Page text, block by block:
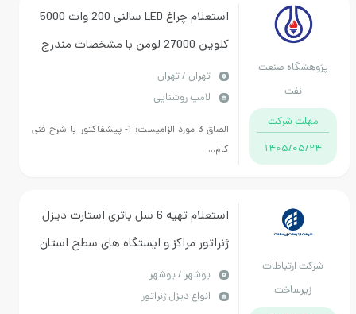
صنعت
شرکت
1405/
استعلام چراغ LED سالنی 200 وات 5000
کلوین 27000 لومن با مشخصات مندرج
در فایل پیوست
تهران / تهران
لامپ روشنایی
الصاق 3 مورد الزامیست: 1- پیشفاکتور با شرح فنی
کام...
استعلام تهیه 6 سل باتری استارت دیزل
ژنراتور مراکز و ایستگاه های سطح استان
بوشهر / بوشهر
انواع دیزل ژنراتور